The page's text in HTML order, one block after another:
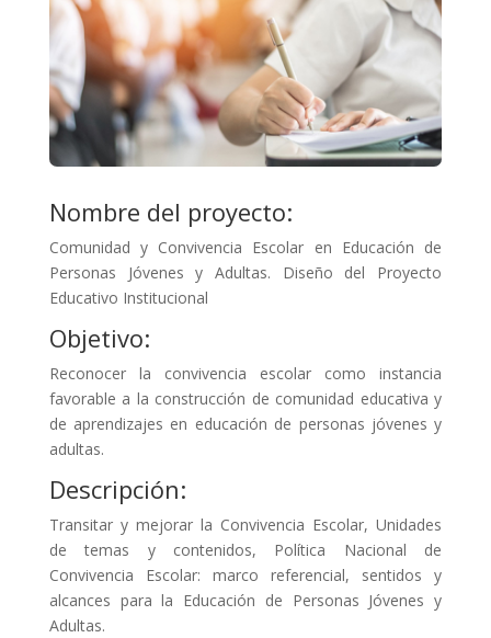
Nombre del proyecto:
Comunidad y Convivencia Escolar en Educación de
Personas Jóvenes y Adultas. Diseño del Proyecto
Educativo Institucional
Objetivo:
Reconocer la convivencia escolar como instancia
favorable a la construcción de comunidad educativa y
de aprendizajes en educación de personas jóvenes y
adultas.
Descripción:
Transitar y mejorar la Convivencia Escolar, Unidades
de temas y contenidos, Política Nacional de
Convivencia Escolar: marco referencial, sentidos y
alcances para la Educación de Personas Jóvenes y
Adultas.